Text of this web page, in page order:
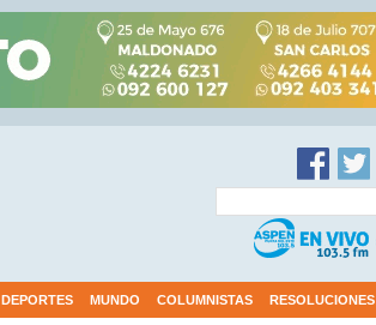
DEPORTES MUNDO COLUMNISTAS RESOLUCIONES